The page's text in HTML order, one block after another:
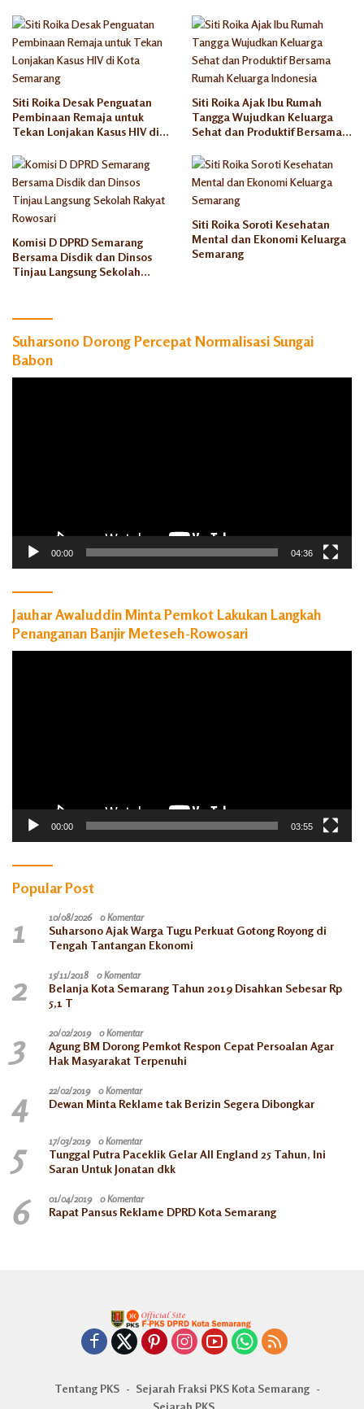
Siti Roika Desak Penguatan
Pembinaan Remaja untuk
Tekan Lonjakan Kasus HIV di
Siti Roika Ajak Ibu Rumah
Tangga Wujudkan Keluarga
Sehat dan Produktif Bersama
Komisi D DPRD Semarang
Bersama Disdik dan Dinsos
Tinjau Langsung Sekolah
Siti Roika Soroti Kesehatan
Mental dan Ekonomi Keluarga
Semarang
Suharsono Dorong Percepat Normalisasi Sungai
Babon
00:00 04:36
Jauhar Awaluddin Minta Pemkot Lakukan Langkah
Penanganan Banjir Meteseh-Rowosari
00:00 03:55
Popular Post
1 10/08/2026 0 Komentar
Suharsono Ajak Warga Tugu Perkuat Gotong Royong di
Tengah Tantangan Ekonomi
2 15/11/2018 0 Komentar
Belanja Kota Semarang Tahun 2019 Disahkan Sebesar Rp
5,1 T
3 20/02/2019 0 Komentar
Agung BM Dorong Pemkot Respon Cepat Persoalan Agar
Hak Masyarakat Terpenuhi
4 22/02/2019 0 Komentar
Dewan Minta Reklame tak Berizin Segera Dibongkar
5 17/03/2019 0 Komentar
Tunggal Putra Paceklik Gelar All England 25 Tahun, Ini
Saran Untuk Jonatan dkk
6 01/04/2019 0 Komentar
Rapat Pansus Reklame DPRD Kota Semarang
Tentang PKS
Sejarah Fraksi PKS Kota Semarang